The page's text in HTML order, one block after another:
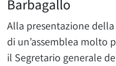
Barbagallo
Alla presentazione
di un’assemblea molto
il Segretario generale